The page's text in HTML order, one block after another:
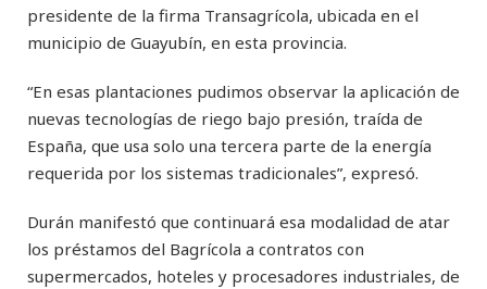
presidente de la firma Transagrícola, ubicada en el
municipio de Guayubín, en esta provincia.
“En esas plantaciones pudimos observar la aplicación de
nuevas tecnologías de riego bajo presión, traída de
España, que usa solo una tercera parte de la energía
requerida por los sistemas tradicionales”, expresó.
Durán manifestó que continuará esa modalidad de atar
los préstamos del Bagrícola a contratos con
supermercados, hoteles y procesadores industriales, de